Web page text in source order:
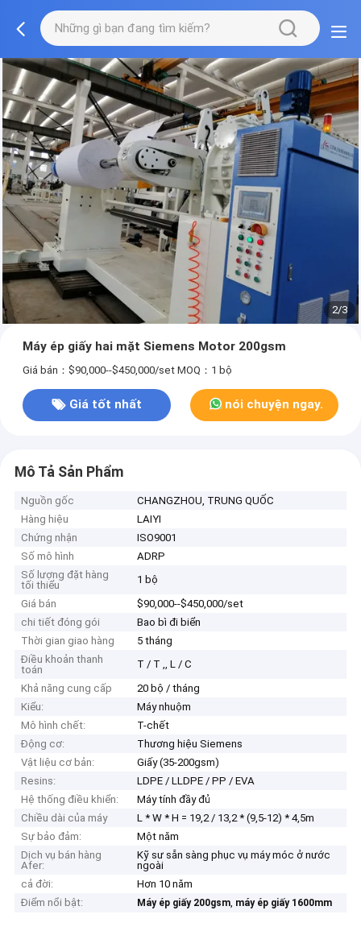
2/3
Máy ép giấy hai mặt Siemens Motor 200gsm
Giá bán：$90,000--$450,000/set MOQ：1 bộ
Giá tốt nhất nói chuyện ngay.
Mô Tả Sản Phẩm
Nguồn gốc
CHANGZHOU, TRUNG QUỐC
Hàng hiệu
LAIYI
Chứng nhận
ISO9001
Số mô hình
ADRP
Số lượng đặt hàng
tối thiểu
1 bộ
Giá bán
$90,000--$450,000/set
chi tiết đóng gói
Bao bì đi biển
Thời gian giao hàng
5 tháng
Điều khoản thanh
toán
T / T ,, L / C
Khả năng cung cấp
20 bộ / tháng
Kiểu:
Máy nhuộm
Mô hình chết:
T-chết
Động cơ:
Thương hiệu Siemens
Vật liệu cơ bản:
Giấy (35-200gsm)
Resins:
LDPE / LLDPE / PP / EVA
Hệ thống điều khiển:
Máy tính đầy đủ
Chiều dài của máy
L * W * H = 19,2 / 13,2 * (9,5-12) * 4,5m
Sự bảo đảm:
Một năm
Dịch vụ bán hàng
Afer:
Kỹ sư sẵn sàng phục vụ máy móc ở nước
ngoài
cả đời:
Hơn 10 năm
Điểm nổi bật:
Máy ép giấy 200gsm, máy ép giấy 1600mm